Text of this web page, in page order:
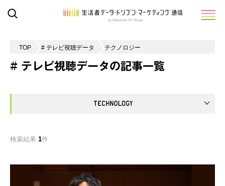
TOP # テレビ視聴データ テクノロジー
# テレビ視聴データの記事一覧
検索結果 1件